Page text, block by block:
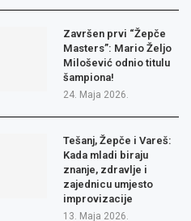
Završen prvi “Žepče
Masters”: Mario Željo
Milošević odnio titulu
šampiona!
24. Maja 2026.
Tešanj, Žepče i Vareš:
Kada mladi biraju
znanje, zdravlje i
zajednicu umjesto
improvizacije
13. Maja 2026.